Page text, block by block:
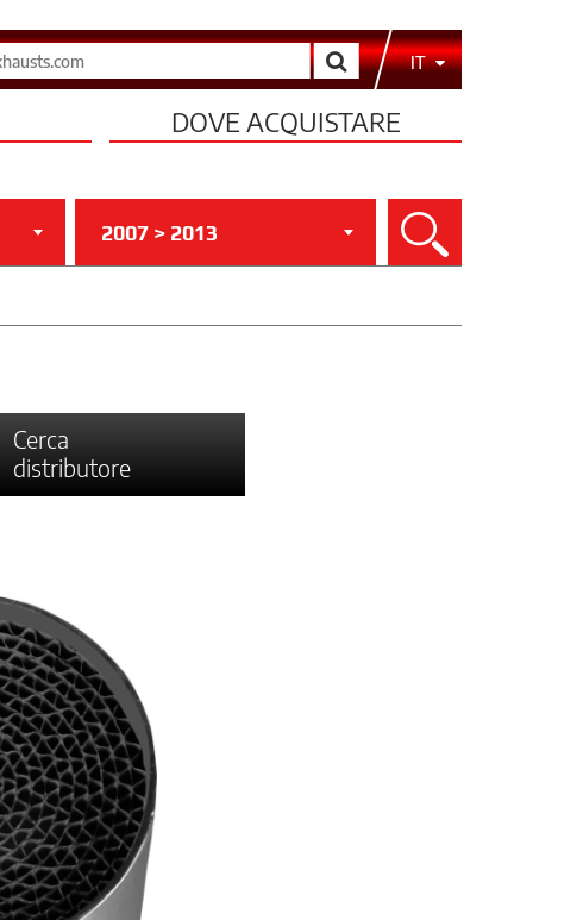
Cerca IT
DOVE ACQUISTARE
2007 > 2013 Cerca
Cerca
distributore